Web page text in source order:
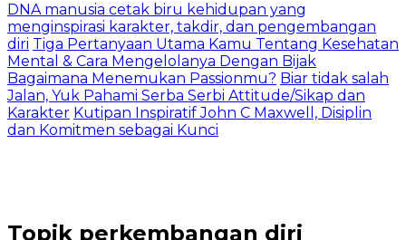
DNA manusia cetak biru kehidupan yang
menginspirasi karakter, takdir, dan pengembangan
diri Tiga Pertanyaan Utama Kamu Tentang Kesehatan
Mental & Cara Mengelolanya Dengan Bijak
Bagaimana Menemukan Passionmu? Biar tidak salah
Jalan, Yuk Pahami Serba Serbi Attitude/Sikap dan
Karakter Kutipan Inspiratif John C Maxwell, Disiplin
dan Komitmen sebagai Kunci
Topik perkembangan diri